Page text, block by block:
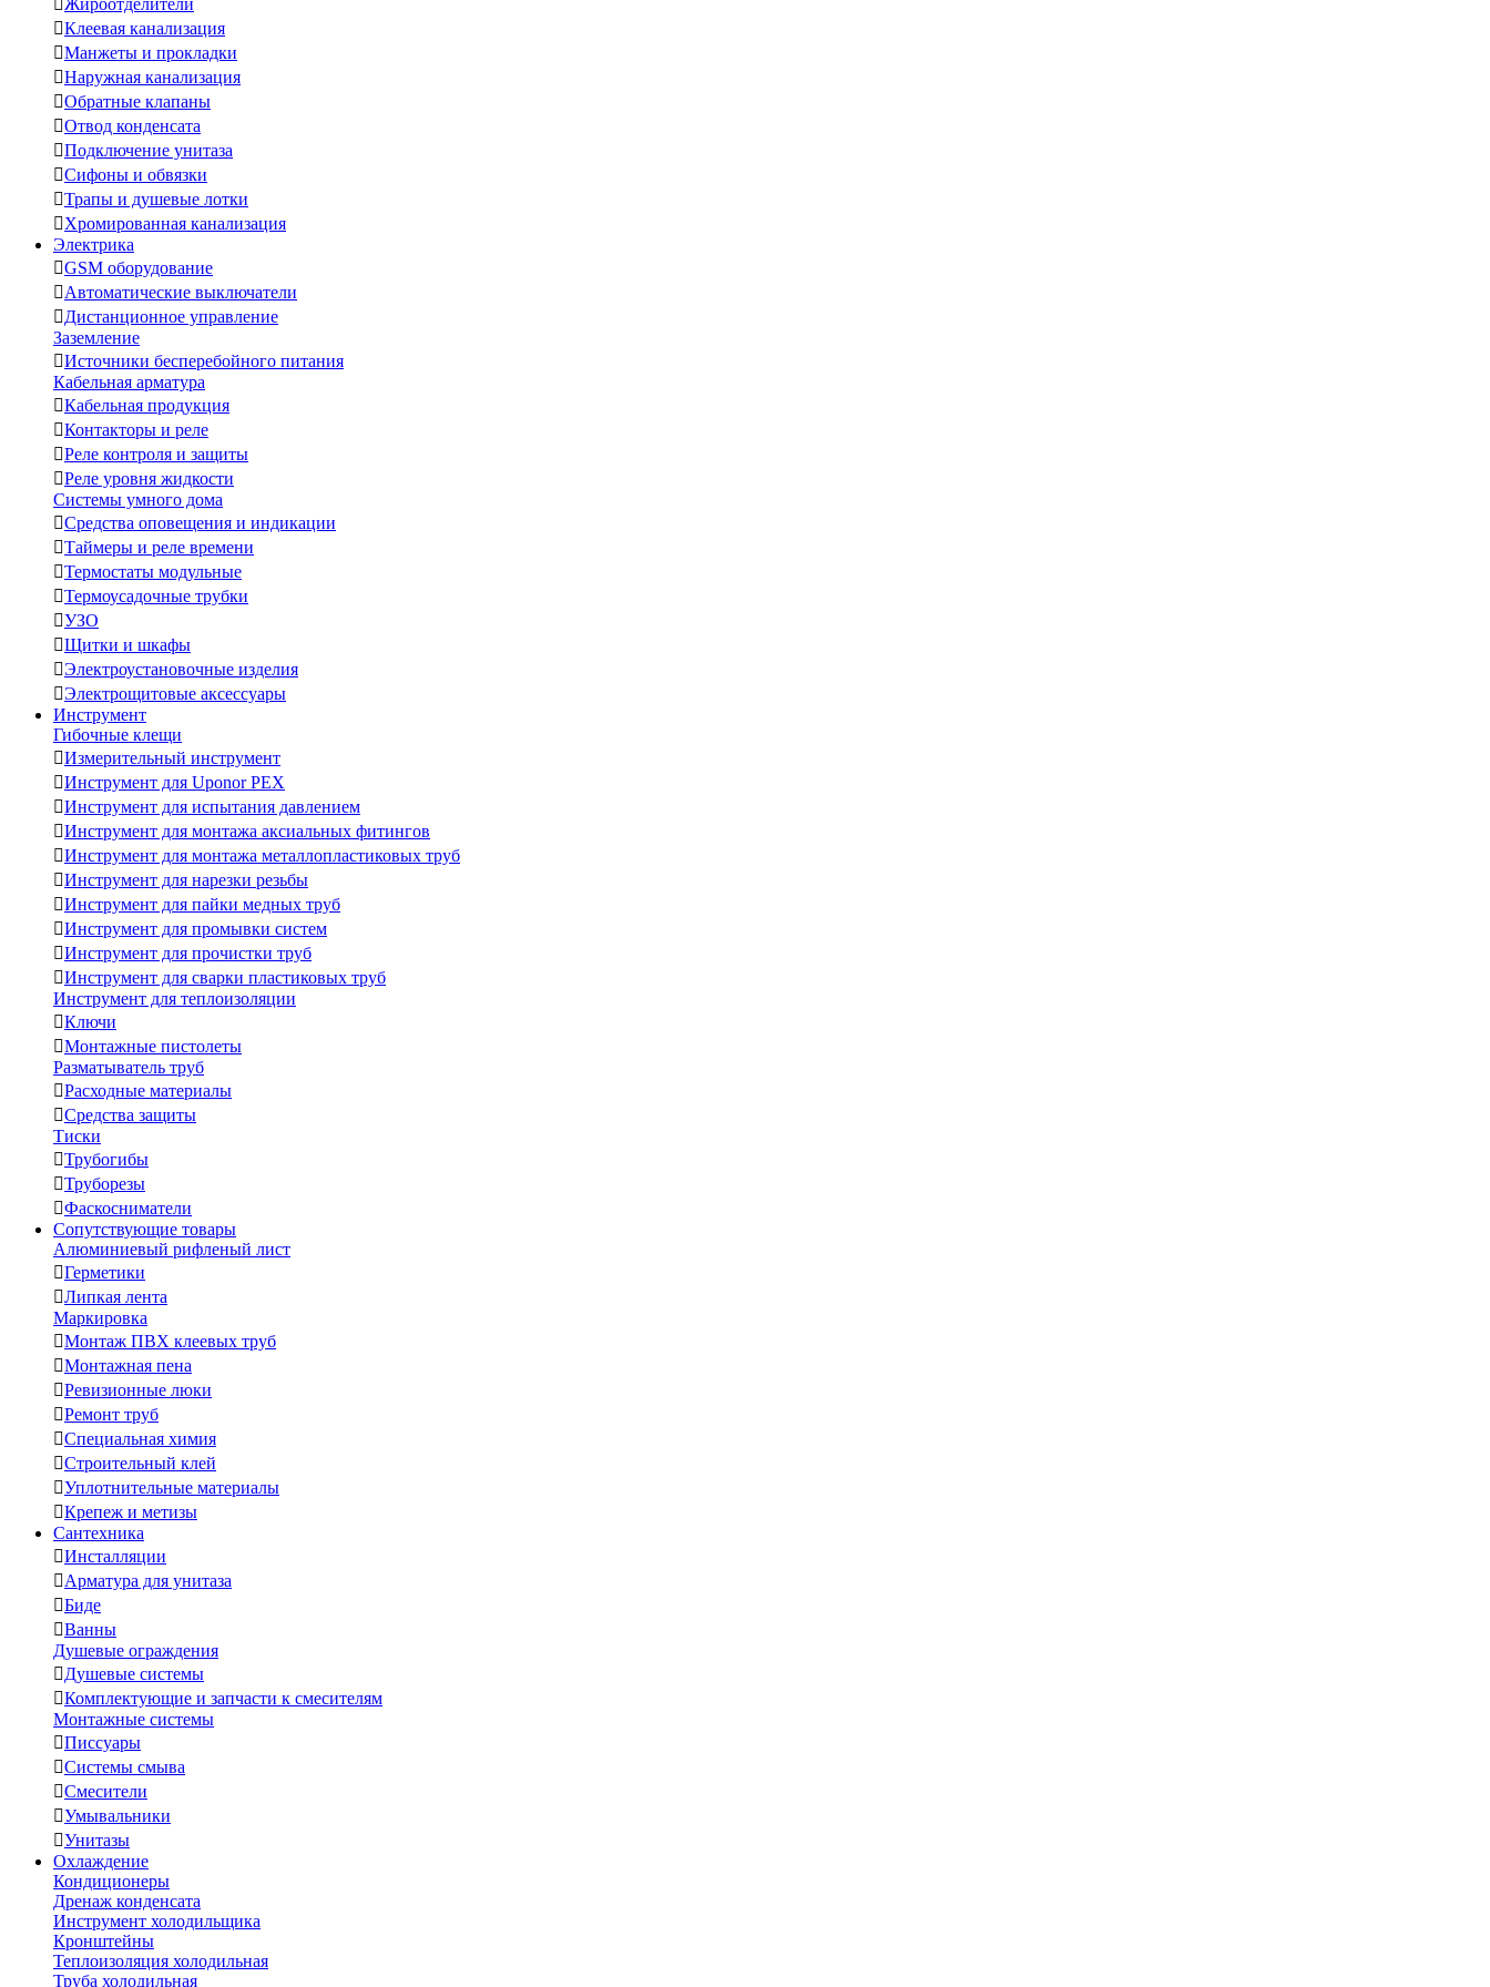
Жироотделители
Клеевая канализация
Манжеты и прокладки
Наружная канализация
Обратные клапаны
Отвод конденсата
Подключение унитаза
Сифоны и обвязки
Трапы и душевые лотки
Хромированная канализация
Электрика
GSM оборудование
Автоматические выключатели
Дистанционное управление
Заземление
Источники бесперебойного питания
Кабельная арматура
Кабельная продукция
Контакторы и реле
Реле контроля и защиты
Реле уровня жидкости
Системы умного дома
Средства оповещения и индикации
Таймеры и реле времени
Термостаты модульные
Термоусадочные трубки
УЗО
Щитки и шкафы
Электроустановочные изделия
Электрощитовые аксессуары
Инструмент
Гибочные клещи
Измерительный инструмент
Инструмент для Uponor PEX
Инструмент для испытания давлением
Инструмент для монтажа аксиальных фитингов
Инструмент для монтажа металлопластиковых труб
Инструмент для нарезки резьбы
Инструмент для пайки медных труб
Инструмент для промывки систем
Инструмент для прочистки труб
Инструмент для сварки пластиковых труб
Инструмент для теплоизоляции
Ключи
Монтажные пистолеты
Разматыватель труб
Расходные материалы
Средства защиты
Тиски
Трубогибы
Труборезы
Фаскосниматели
Сопутствующие товары
Алюминиевый рифленый лист
Герметики
Липкая лента
Маркировка
Монтаж ПВХ клеевых труб
Монтажная пена
Ревизионные люки
Ремонт труб
Специальная химия
Строительный клей
Уплотнительные материалы
Крепеж и метизы
Сантехника
Инсталляции
Арматура для унитаза
Биде
Ванны
Душевые ограждения
Душевые системы
Комплектующие и запчасти к смесителям
Монтажные системы
Писсуары
Системы смыва
Смесители
Умывальники
Унитазы
Охлаждение
Кондиционеры
Дренаж конденсата
Инструмент холодильщика
Кронштейны
Теплоизоляция холодильная
Труба холодильная